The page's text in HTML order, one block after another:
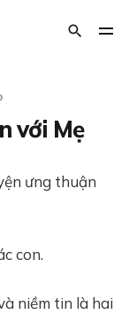
với Mẹ
ưng thuận
con.
niềm tin là hai